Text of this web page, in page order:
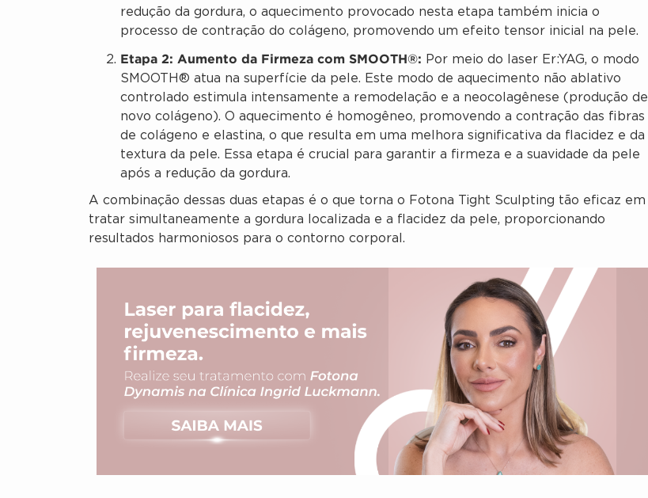
redução da gordura, o aquecimento provocado nesta etapa também inicia o
processo de contração do colágeno, promovendo um efeito tensor inicial na pele.
Etapa 2: Aumento da Firmeza com SMOOTH®: Por meio do laser Er:YAG, o modo
SMOOTH® atua na superfície da pele. Este modo de aquecimento não ablativo
controlado estimula intensamente a remodelação e a neocolagênese (produção de
novo colágeno). O aquecimento é homogêneo, promovendo a contração das fibras
de colágeno e elastina, o que resulta em uma melhora significativa da flacidez e da
textura da pele. Essa etapa é crucial para garantir a firmeza e a suavidade da pele
após a redução da gordura.
A combinação dessas duas etapas é o que torna o Fotona Tight Sculpting tão eficaz em
tratar simultaneamente a gordura localizada e a flacidez da pele, proporcionando
resultados harmoniosos para o contorno corporal.